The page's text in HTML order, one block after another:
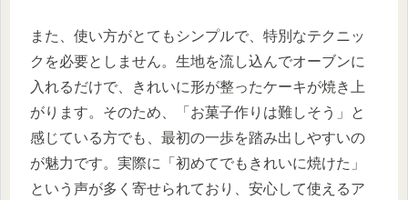
また、使い方がとてもシンプルで、特別なテクニッ
クを必要としません。生地を流し込んでオーブンに
入れるだけで、きれいに形が整ったケーキが焼き上
がります。そのため、「お菓子作りは難しそう」と
感じている方でも、最初の一歩を踏み出しやすいの
が魅力です。実際に「初めてでもきれいに焼けた」
という声が多く寄せられており、安心して使えるア